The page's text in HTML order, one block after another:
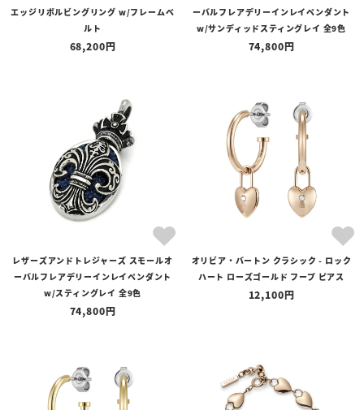
エッジリボルビングリング w/フレームベ
ルト
68,200
ーバルフレアデリーインレイペンダント
w/サンディッドスティングレイ 全9色
74,800
レザーズアンドトレジャーズ スモールオ
ーバルフレアデリーインレイペンダント
w/スティングレイ 全9色
74,800
オリビア・バートン クラシック - ロック
ハート ローズゴールド フープ ピアス
12,100